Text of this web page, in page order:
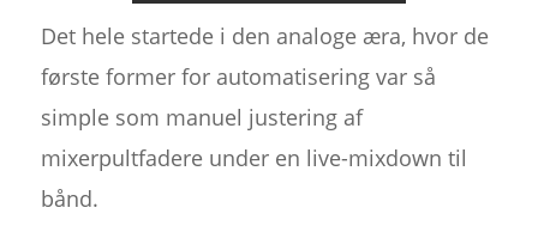
Det hele startede i den analoge æra, hvor de
første former for automatisering var så
simple som manuel justering af
mixerpultfadere under en live-mixdown til
bånd.